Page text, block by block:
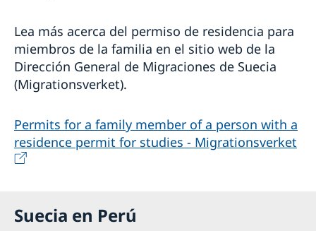
Lea más acerca del permiso de residencia para
miembros de la familia en el sitio web de la
Dirección General de Migraciones de Suecia
(Migrationsverket).
Permits for a family member of a person with a
resi­dence permit for studies - Migrationsverket
Suecia en Perú